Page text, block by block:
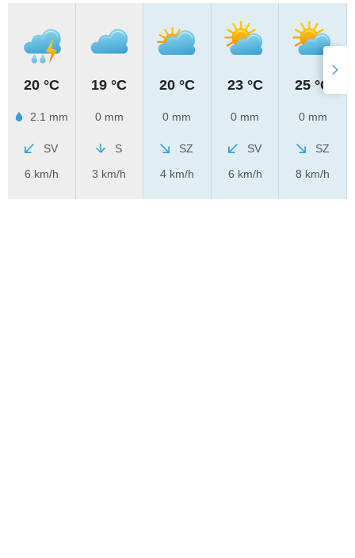
20 °C
2.1 mm
SV
6 km/h
19 °C
0 mm
S
3 km/h
20 °C
0 mm
SZ
4 km/h
23 °C
0 mm
SV
6 km/h
25 °C
0 mm
SZ
8 km/h